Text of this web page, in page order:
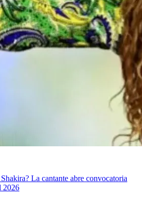
La cantante abre convocatoria
2026